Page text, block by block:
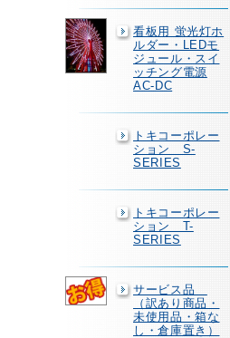
看板用 蛍光灯ホ
ルダー・LEDモ
ジュール・スイ
ッチング電源
AC-DC
トキコーポレー
ション S-
SERIES
トキコーポレー
ション T-
SERIES
サービス品
（訳あり商品・
未使用品・箱な
し・倉庫置き）